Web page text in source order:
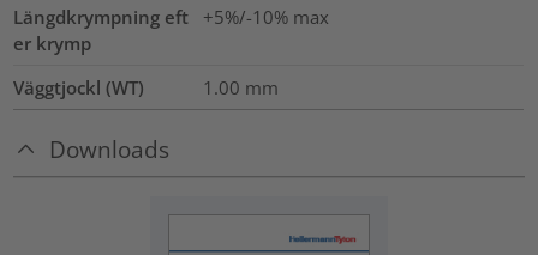
Längdkrympning eft
er krymp
+5%/-10% max
Väggtjockl (WT) 1.00 mm
Downloads